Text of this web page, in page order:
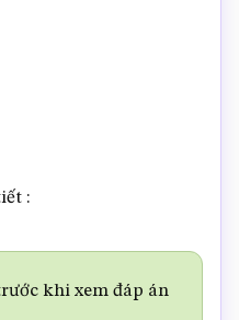
:
khi xem đáp án